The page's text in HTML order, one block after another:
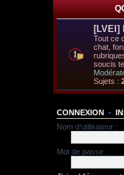
[LVEI]
Tout ce
chat,
soucis
Sujets :
CONNEXION •
Nom d’utilisateur :
Mot de passe :